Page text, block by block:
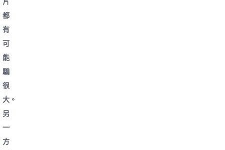
都
有
可
能
騙
很
大。
另
一
方